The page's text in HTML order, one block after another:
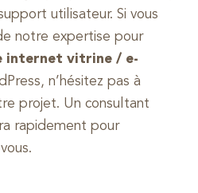
utilisateur. Si vous
notre expertise pour
internet vitrine / e-
n’hésitez pas à
projet. Un consultant
rapidement pour